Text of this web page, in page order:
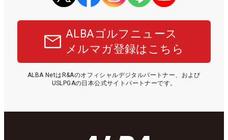
ALBAゴルフニュース
メルマガ登録はこちら
ALBA NetはR&Aのオフィシャルデジタルパートナー、および
USLPGAの日本公式サイトパートナーです。